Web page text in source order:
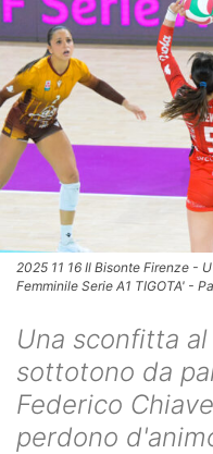
2025 11 16 Il Bisonte Firenze -
Femminile Serie A1 TIGOTA' -
Una sconfitta
sottotono da
Federico
perdono